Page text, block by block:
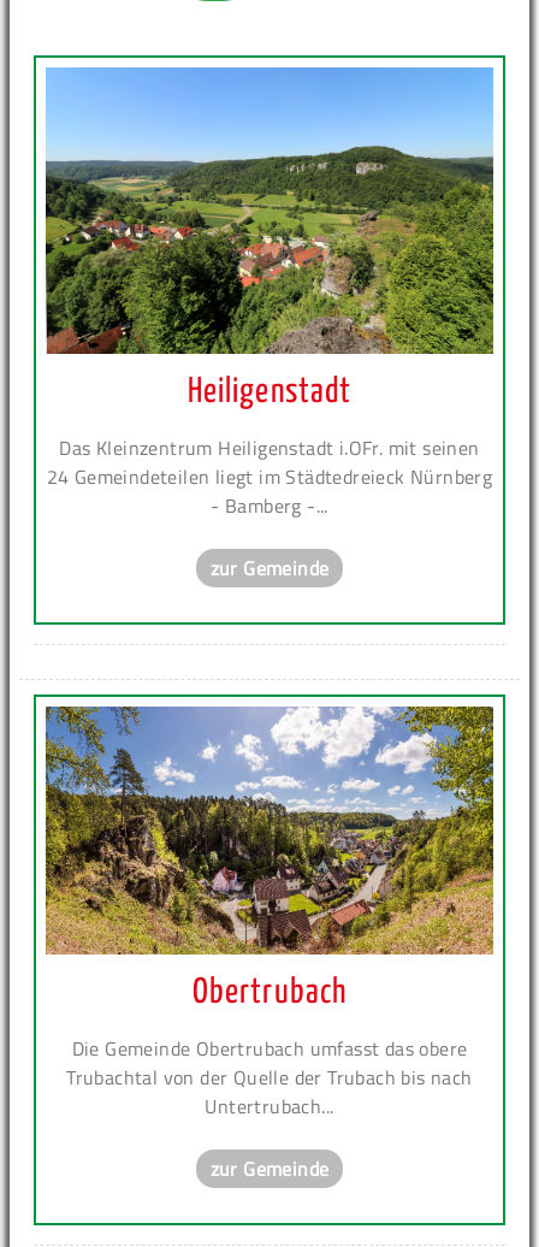
Heiligenstadt
Das Kleinzentrum Heiligenstadt i.OFr. mit seinen
24 Gemeindeteilen liegt im Städtedreieck Nürnberg
- Bamberg -...
zur Gemeinde
Obertrubach
Die Gemeinde Obertrubach umfasst das obere
Trubachtal von der Quelle der Trubach bis nach
Untertrubach...
zur Gemeinde